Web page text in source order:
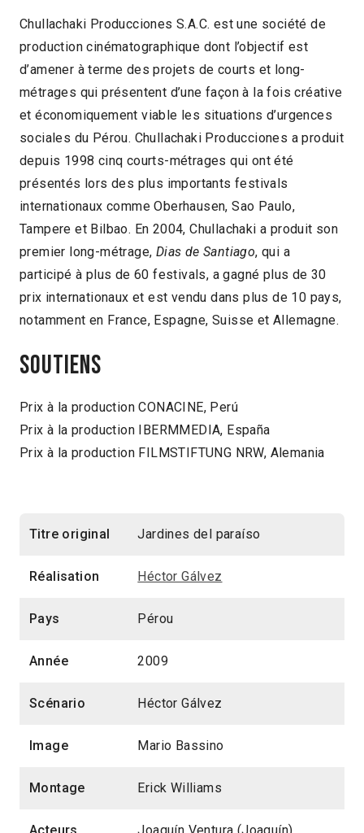
Chullachaki Producciones S.A.C. est une société de
production cinématographique dont l’objectif est
d’amener à terme des projets de courts et long-
métrages qui présentent d’une façon à la fois créative
et économiquement viable les situations d’urgences
sociales du Pérou. Chullachaki Producciones a produit
depuis 1998 cinq courts-métrages qui ont été
présentés lors des plus importants festivals
internationaux comme Oberhausen, Sao Paulo,
Tampere et Bilbao. En 2004, Chullachaki a produit son
premier long-métrage, Dias de Santiago, qui a
participé à plus de 60 festivals, a gagné plus de 30
prix internationaux et est vendu dans plus de 10 pays,
notamment en France, Espagne, Suisse et Allemagne.
Soutiens
Prix à la production CONACINE, Perú
Prix à la production IBERMMEDIA, España
Prix à la production FILMSTIFTUNG NRW, Alemania
Titre original Jardines del paraíso
Réalisation Héctor Gálvez
Pays Pérou
Année 2009
Scénario Héctor Gálvez
Image Mario Bassino
Montage Erick Williams